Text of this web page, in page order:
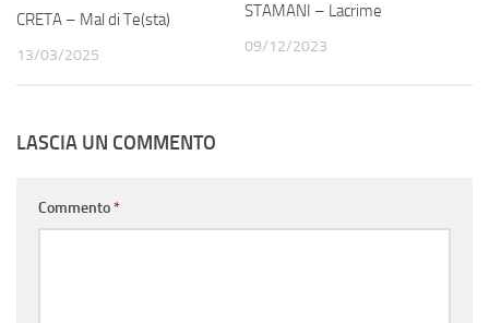
CRETA – Mal di Te(sta)
13/03/2025
STAMANI – Lacrime
09/12/2023
LASCIA UN COMMENTO
Commento*